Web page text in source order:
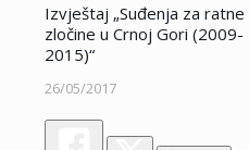
Izvještaj „Suđenja za ratne
zločine u Crnoj Gori (2009-
2015)“
26/05/2017